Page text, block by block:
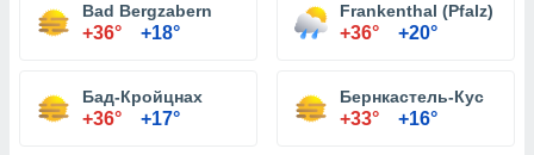
Bad Bergzabern
+36° +18°
Frankenthal (Pfalz)
+36° +20°
Бад-Кройцнах
+36° +17°
Бернкастель-Кус
+33° +16°